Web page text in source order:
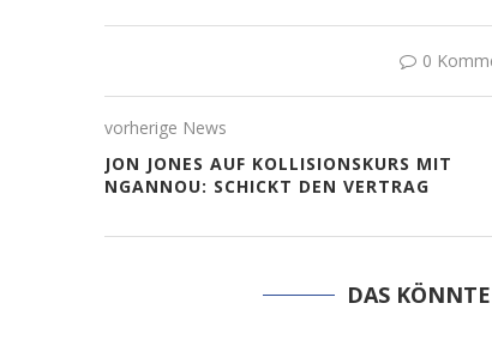
0
vorherige News
JON JONES AUF KOLLISIONSKURS MIT
NGANNOU: SCHICKT DEN VERTRAG
DAS